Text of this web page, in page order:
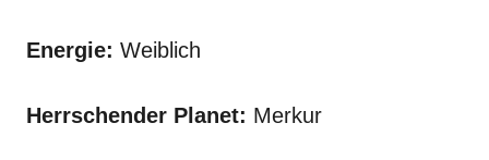
Energie: Weiblich
Herrschender Planet: Merkur